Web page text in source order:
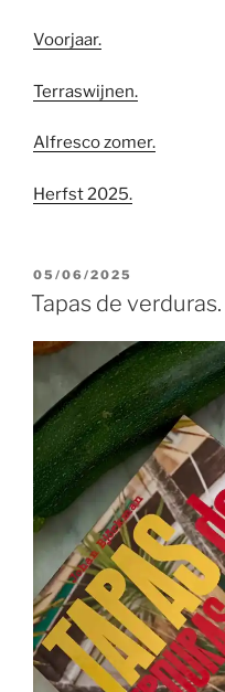
Voorjaar.
Terraswijnen.
Alfresco zomer.
Herfst 2025.
GEPLAATST
OP
05/06/2025
Tapas de